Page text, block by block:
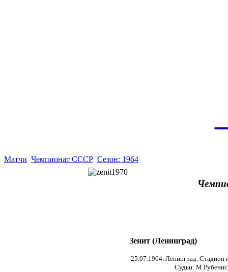
Матчи Чемпионат СССР Сезон: 1964
Зенит (Ленинград)
25.07.1964. Ленинград. Стадион
Cудьи: